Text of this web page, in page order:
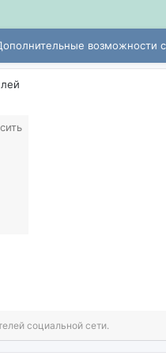
возможности
социальной сети.